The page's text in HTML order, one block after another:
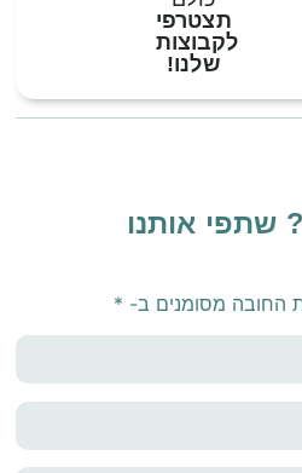
תצטרפי
לקבוצות
שלנו!
שתפי אותנו
החובה מסומנים ב- *